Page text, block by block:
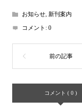
お知らせ, 新刊案内
コメント: 0
コメント ( 0 )